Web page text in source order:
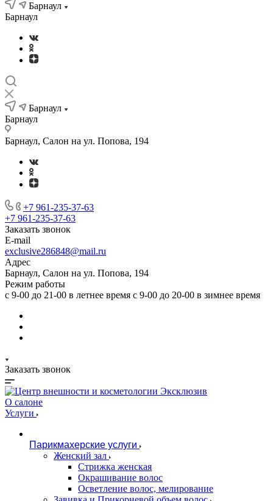
Барнаул
Барнаул
Барнаул
Барнаул
Барнаул, Салон на ул. Попова, 194
+7 961-235-37-63
+7 961-235-37-63
Заказать звонок
E-mail
exclusive286848@mail.ru
Адрес
Барнаул, Салон на ул. Попова, 194
Режим работы
с 9-00 до 21-00 в летнее время с 9-00 до 20-00 в зимнее время
Заказать звонок
О салоне
Услуги
Парикмахерские услуги
Женский зал
Стрижка женская
Окрашивание волос
Осветление волос, мелирование